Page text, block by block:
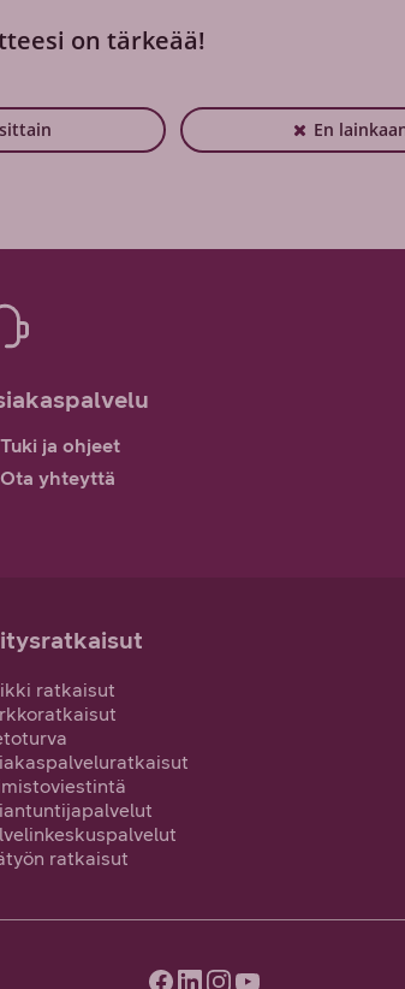
on tärkeää!
En
Tuki ja ohjeet
Ota yhteyttä
ratkaisut
ratkaisut